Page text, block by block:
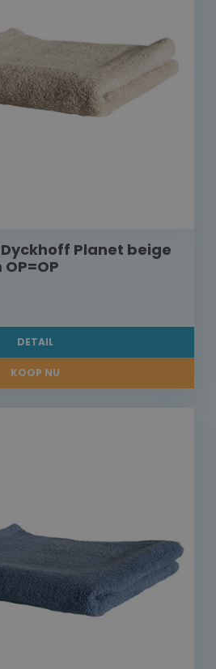
Planet beige
DETAIL
KOOP NU